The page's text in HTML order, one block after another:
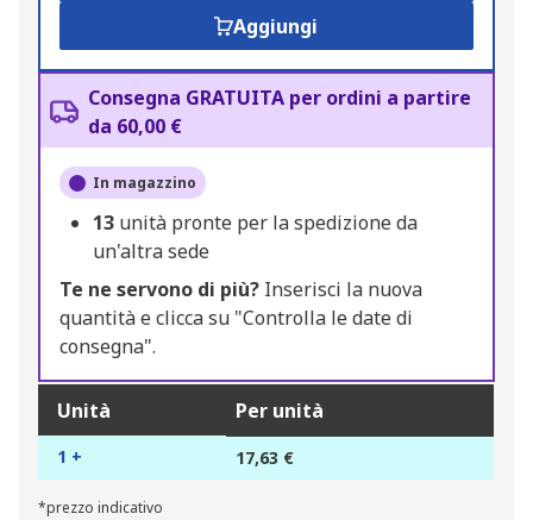
Aggiungi
Consegna GRATUITA per ordini a partire
da 60,00 €
In magazzino
13 unità pronte per la spedizione da
un'altra sede
Te ne servono di più? Inserisci la nuova
quantità e clicca su "Controlla le date di
consegna".
Unità Per unità
1 + 17,63 €
*prezzo indicativo